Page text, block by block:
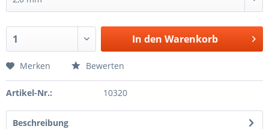
In den Warenkorb
Merken Bewerten
Artikel-Nr.: 10320
Beschreibung